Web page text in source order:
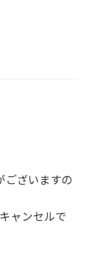
ざいますの
ャンセルで